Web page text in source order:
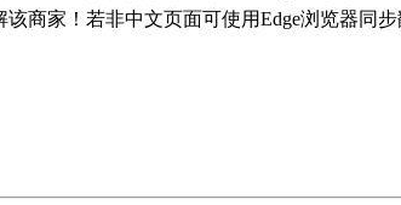
商家！若非中文页面可使用Edge浏览器同步